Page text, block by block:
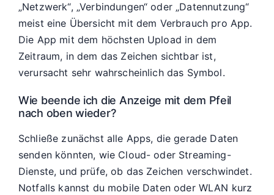
„Netzwerk“, „Verbindungen“ oder „Datennutzung“
meist eine Übersicht mit dem Verbrauch pro App.
Die App mit dem höchsten Upload in dem
Zeitraum, in dem das Zeichen sichtbar ist,
verursacht sehr wahrscheinlich das Symbol.
Wie beende ich die Anzeige mit dem Pfeil
nach oben wieder?
Schließe zunächst alle Apps, die gerade Daten
senden könnten, wie Cloud- oder Streaming-
Dienste, und prüfe, ob das Zeichen verschwindet.
Notfalls kannst du mobile Daten oder WLAN kurz